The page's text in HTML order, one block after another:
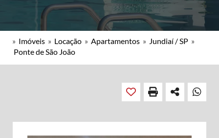
» Imóveis » Locação » Apartamentos » Jundiaí / SP »
Ponte de São João